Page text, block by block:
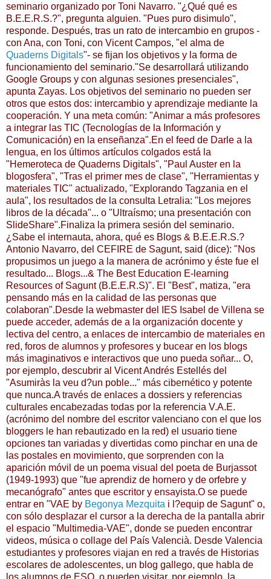
seminario organizado por Toni Navarro. "¿Qué qué es
B.E.E.R.S.?", pregunta alguien. "Pues puro disimulo",
responde. Después, tras un rato de intercambio en grupos -
con Ana, con Toni, con Vicent Campos, "el alma de
Quaderns Digitals"- se fijan los objetivos y la forma de
funcionamiento del seminario."Se desarrollará utilizando
Google Groups y con algunas sesiones presenciales",
apunta Zayas. Los objetivos del seminario no pueden ser
otros que estos dos: intercambio y aprendizaje mediante la
cooperación. Y una meta común: "Animar a más profesores
a integrar las TIC (Tecnologías de la Información y
Comunicación) en la enseñanza".En el feed de Darle a la
lengua, en los últimos artículos colgados está la
"Hemeroteca de Quaderns Digitals", "Paul Auster en la
blogosfera", "Tras el primer mes de clase", "Herramientas y
materiales TIC" actualizado, "Explorando Tagzania en el
aula", los resultados de la consulta Letralia: "Los mejores
libros de la década"... o "Ultraísmo; una presentación con
SlideShare".Finaliza la primera sesión del seminario.
¿Sabe el internauta, ahora, qué es Blogs & B.E.E.R.S.?
Antonio Navarro, del CEFIRE de Sagunt, said (dice): "Nos
propusimos un juego a la manera de acrónimo y éste fue el
resultado... Blogs...& The Best Education E-learning
Resources of Sagunt (B.E.E.R.S)". El "Best", matiza, "era
pensando más en la calidad de las personas que
colaboran".Desde la webmaster del IES Isabel de Villena se
puede acceder, además de a la organización docente y
lectiva del centro, a enlaces de intercambio de materiales en
red, foros de alumnos y profesores y bucear en los blogs
más imaginativos e interactivos que uno pueda soñar... O,
por ejemplo, descubrir al Vicent Andrés Estellés del
"Asumiràs la veu d?un poble..." más cibernético y potente
que nunca.A través de enlaces a dossiers y referencias
culturales encabezadas todas por la referencia V.A.E.
(acrónimo del nombre del escritor valenciano con el que los
bloggers le han rebautizado en la red) el usuario tiene
opciones tan variadas y divertidas como pinchar en una de
las postales en movimiento, que sorprenden con la
aparición móvil de un poema visual del poeta de Burjassot
(1949-1993) que "fue aprendiz de hornero y de orfebre y
mecanógrafo" antes que escritor y ensayista.O se puede
entrar en "VAE by Begonya Mezquita i l?equip de Sagunt" o,
con sólo desplazar el cursor a la derecha de la pantalla abrir
el espacio "Multimedia-VAE", donde se pueden encontrar
videos, música o collage del País Valencià. Desde Valencia
estudiantes y profesores viajan en red a través de Historias
escolares de adolescentes, un blog gallego, que habla de
los alumnos de ESO, o pueden visitar, por ejemplo, la